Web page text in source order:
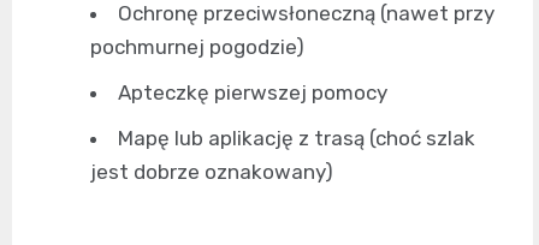
Ochronę przeciwsłoneczną (nawet przy
pochmurnej pogodzie)
Apteczkę pierwszej pomocy
Mapę lub aplikację z trasą (choć szlak
jest dobrze oznakowany)